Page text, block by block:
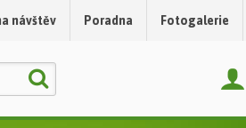
návštěv Poradna Fotogalerie